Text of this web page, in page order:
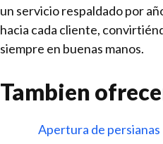
un servicio respaldado por
hacia cada cliente,
siempre en buenas manos.
Tambien
Apertura de persianas